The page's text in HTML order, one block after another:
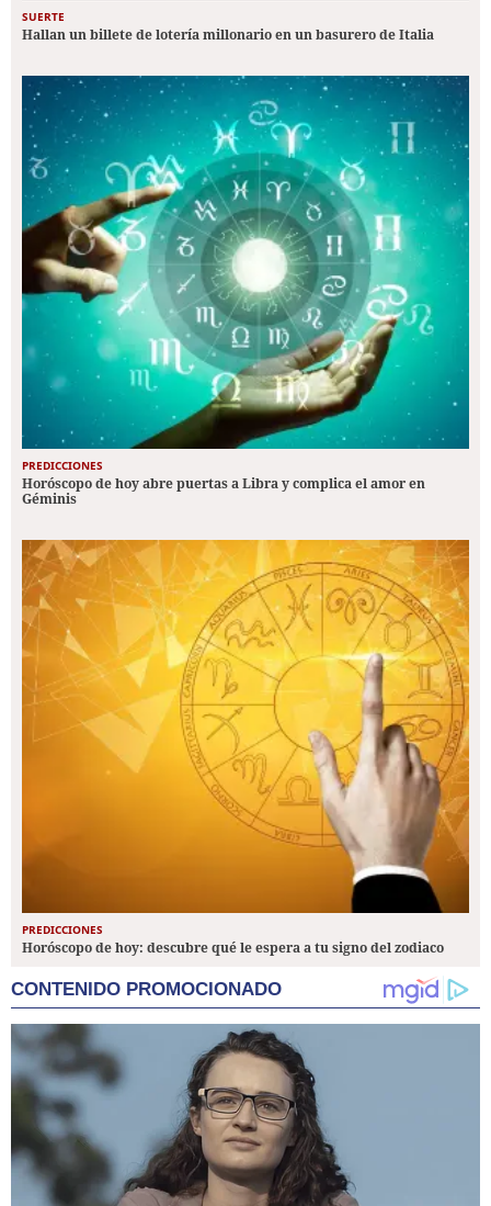
SUERTE
Hallan un billete de lotería millonario en un basurero de Italia
PREDICCIONES
Horóscopo de hoy abre puertas a Libra y complica el amor en
Géminis
PREDICCIONES
Horóscopo de hoy: descubre qué le espera a tu signo del zodiaco
CONTENIDO PROMOCIONADO